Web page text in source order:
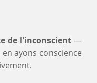
de l'inconscient—
ayons conscience